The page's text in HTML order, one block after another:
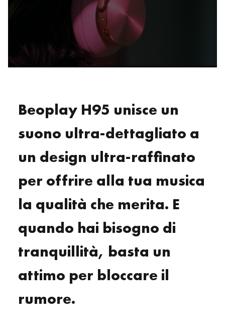
Beoplay H95 unisce un
suono ultra-dettagliato a
un design ultra-raffinato
per offrire alla tua musica
la qualità che merita. E
quando hai bisogno di
tranquillità, basta un
attimo per bloccare il
rumore.